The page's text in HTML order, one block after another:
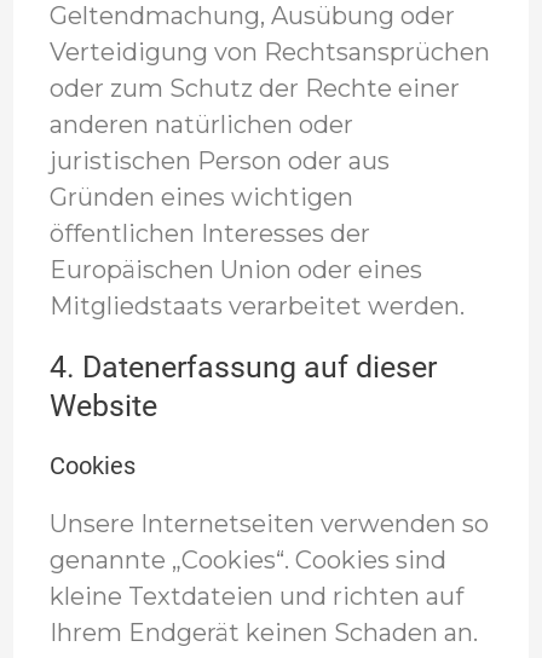
Geltendmachung, Ausübung oder
Verteidigung von Rechtsansprüchen
oder zum Schutz der Rechte einer
anderen natürlichen oder
juristischen Person oder aus
Gründen eines wichtigen
öffentlichen Interesses der
Europäischen Union oder eines
Mitgliedstaats verarbeitet werden.
4. Datenerfassung auf dieser
Website
Cookies
Unsere Internetseiten verwenden so
genannte „Cookies“. Cookies sind
kleine Textdateien und richten auf
Ihrem Endgerät keinen Schaden an.